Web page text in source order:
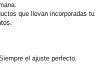
que llevan incorporadas
el ajuste perfecto.